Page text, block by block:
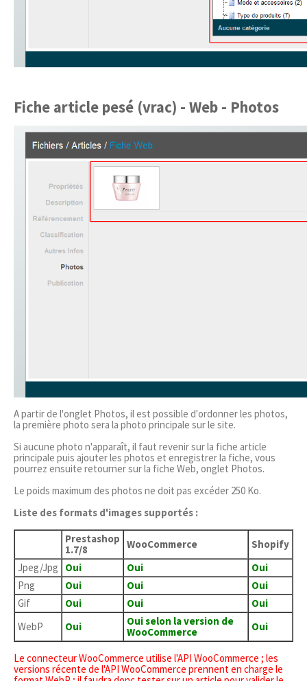
Fiche article pesé (vrac) - Web - Photos
A partir de l'onglet Photos, il est possible d'ordonner les photos,
la première photo sera la photo principale sur le site.
Si aucune photo n'apparaît, il faut revenir sur la fiche article
principale puis ajouter les photos et enregistrer la fiche, vous
pourrez ensuite retourner sur la fiche Web, onglet Photos.
Le poids maximum des photos ne doit pas excéder 250 Ko.
Liste des formats d'images supportés :
Prestashop
1.7/8
WooCommerce
Shopify
Jpeg/Jpg
Oui Oui
Oui
Png
Oui Oui
Oui
Gif
Oui Oui
Oui
WebP
Oui
Oui selon la version de
WooCommerce
Oui
Le connecteur WooCommerce utilise l'API WooCommerce ; les
versions récente de l'API WooCommerce prennent en charge le